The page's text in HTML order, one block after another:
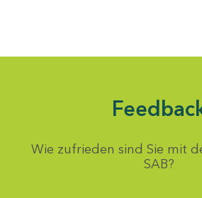
Wie zufrieden sind Sie mit
SAB?